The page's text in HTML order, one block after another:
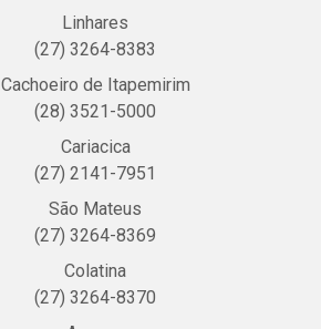
Linhares
(27) 3264-8383
Cachoeiro de Itapemirim
(28) 3521-5000
Cariacica
(27) 2141-7951
São Mateus
(27) 3264-8369
Colatina
(27) 3264-8370